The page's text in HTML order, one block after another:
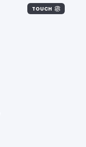
TOUCH